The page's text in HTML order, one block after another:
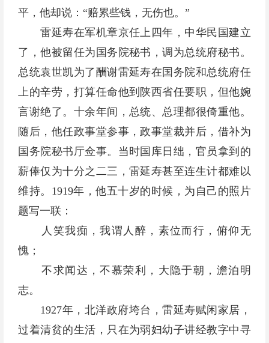
平，他却说：“赔累些钱，无伤也。”
雷延寿在军机章京任上四年，中华民国建立
了，他被留任为国务院秘书，调为总统府秘书。
总统袁世凯为了酬谢雷延寿在国务院和总统府任
上的辛劳，打算任命他到陕西省任要职，但他婉
言谢绝了。十余年间，总统、总理都很倚重他。
随后，他任政事堂参事，政事堂裁并后，借补为
国务院秘书厅佥事。当时国库日绌，官员拿到的
薪俸仅为十分之二三，雷延寿甚至连生计都难以
维持。1919年，他五十岁的时候，为自己的照片
题写一联：
人笑我痴，我谓人醉，素位而行，俯仰无
愧；
不求闻达，不慕荣利，大隐于朝，澹泊明
志。
1927年，北洋政府垮台，雷延寿赋闲家居，
过着清贫的生活，只在为弱妇幼子讲经教字中寻